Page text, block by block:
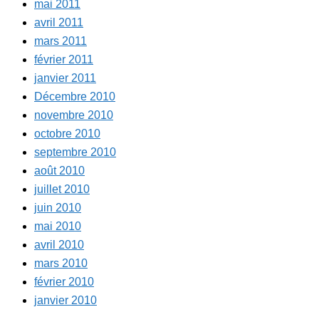
mai 2011
avril 2011
mars 2011
février 2011
janvier 2011
Décembre 2010
novembre 2010
octobre 2010
septembre 2010
août 2010
juillet 2010
juin 2010
mai 2010
avril 2010
mars 2010
février 2010
janvier 2010